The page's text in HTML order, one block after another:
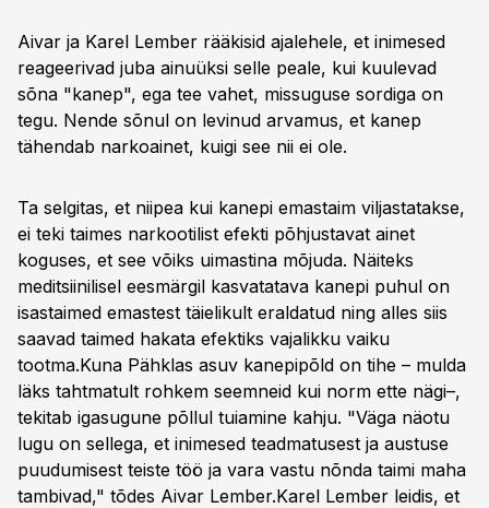
Aivar ja Karel Lember rääkisid ajalehele, et inimesed
reageerivad juba ainuüksi selle peale, kui kuulevad
sõna "kanep", ega tee vahet, missuguse sordiga on
tegu. Nende sõnul on levinud arvamus, et kanep
tähendab narkoainet, kuigi see nii ei ole.
Ta selgitas, et niipea kui kanepi emastaim viljastatakse,
ei teki taimes narkootilist efekti põhjustavat ainet
koguses, et see võiks uimastina mõjuda. Näiteks
meditsiinilisel eesmärgil kasvatatava kanepi puhul on
isastaimed emastest täielikult eraldatud ning alles siis
saavad taimed hakata efektiks vajalikku vaiku
tootma.Kuna Pähklas asuv kanepipõld on tihe – mulda
läks tahtmatult rohkem seemneid kui norm ette nägi–,
tekitab igasugune põllul tuiamine kahju. "Väga näotu
lugu on sellega, et inimesed teadmatusest ja austuse
puudumisest teiste töö ja vara vastu nõnda taimi maha
tambivad," tõdes Aivar Lember.Karel Lember leidis, et